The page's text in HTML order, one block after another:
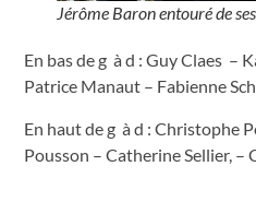
Jérôme Baron entouré de
En bas de g à d : Guy Claes –
Patrice Manaut – Fabienne
En haut de g à d : Christophe
Pousson – Catherine Sellier, –